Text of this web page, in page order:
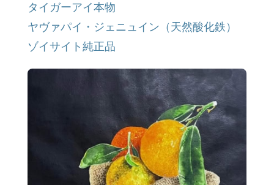
タイガーアイ本物
ヤヴァパイ・ジェニュイン（天然酸化鉄）
ゾイサイト純正品